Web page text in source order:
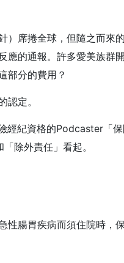
席捲全球，但隨之而來
應的通報。許多愛美族群
部分的費用？
定。
經紀資格的Podcaster「
除外責任」看起。
性腸胃疾病而須住院時，